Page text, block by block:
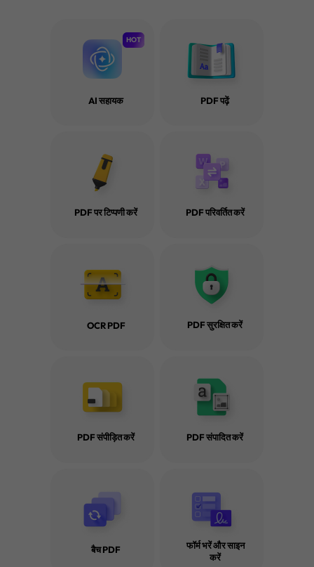
पाठ निकालने के लिए 10 सर्वश्रेष्ठ OCR
PDF में पाठ पहचानने के 3
OCR के साथ और बिना PDF से पाठ निकालने के 6 प्रभावी
तरीके
PDF को संपादन योग्य बनाने के 2 तरीके
AI सहायक
HOT
PDF पढ़ें
PDF पर टिप्पणी करें PDF परिवर्तित करें
OCR PDF PDF सुरक्षित करें
PDF संपीड़ित करें PDF संपादित करें
बैच PDF
फॉर्म भरें और साइन
करें